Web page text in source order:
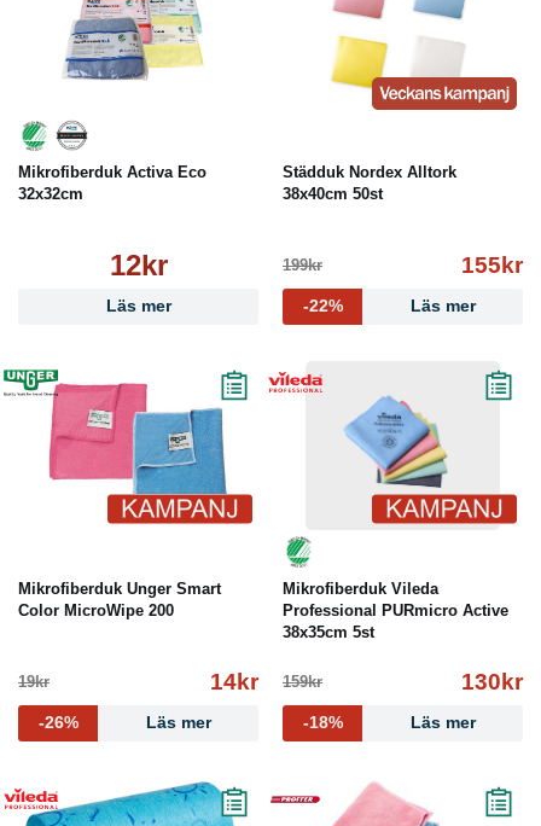
Mikrofiberduk Activa Eco
32x32cm
12kr
Läs mer
Städduk Nordex Alltork
38x40cm 50st
199kr 155kr
-22% Läs mer
Mikrofiberduk Unger Smart
Color MicroWipe 200
19kr 14kr
-26% Läs mer
Mikrofiberduk Vileda
Professional PURmicro Active
38x35cm 5st
159kr 130kr
-18% Läs mer